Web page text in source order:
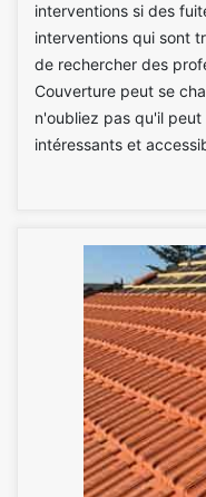
interventions si des
interventions qui sont
de rechercher des
Couverture peut se
n'oubliez pas qu'il
intéressants et